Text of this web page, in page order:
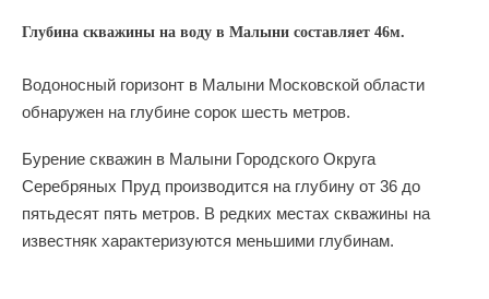
Глубина скважины на воду в Малыни составляет 46м.
Водоносный горизонт в Малыни Московской области
обнаружен на глубине сорок шесть метров.
Бурение скважин в Малыни Городского Округа
Серебряных Пруд производится на глубину от 36 до
пятьдесят пять метров. В редких местах скважины на
известняк характеризуются меньшими глубинам.